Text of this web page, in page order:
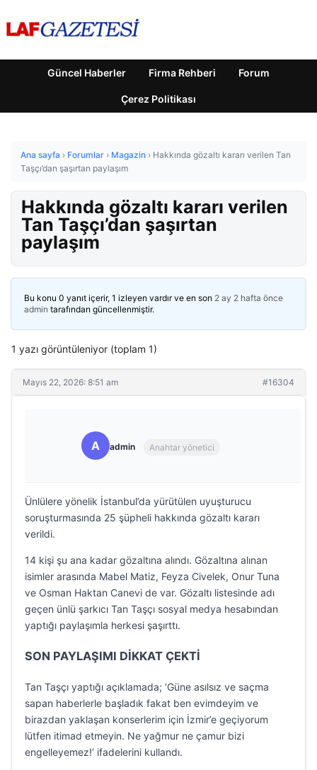
Güncel Haberler Firma Rehberi Forum
Çerez Politikası
Ana sayfa › Forumlar › Magazin › Hakkında gözaltı kararı verilen Tan
Taşçı’dan şaşırtan paylaşım
Hakkında gözaltı kararı verilen
Tan Taşçı’dan şaşırtan
paylaşım
Bu konu 0 yanıt içerir, 1 izleyen vardır ve en son 2 ay 2 hafta önce
admin tarafından güncellenmiştir.
1 yazı görüntüleniyor (toplam 1)
Mayıs 22, 2026: 8:51 am #16304
A admin Anahtar yönetici
Ünlülere yönelik İstanbul’da yürütülen uyuşturucu
soruşturmasında 25 şüpheli hakkında gözaltı kararı
verildi.
14 kişi şu ana kadar gözaltına alındı. Gözaltına alınan
isimler arasında Mabel Matiz, Feyza Civelek, Onur Tuna
ve Osman Haktan Canevi de var. Gözaltı listesinde adı
geçen ünlü şarkıcı Tan Taşçı sosyal medya hesabından
yaptığı paylaşımla herkesi şaşırttı.
SON PAYLAŞIMI DİKKAT ÇEKTİ
Tan Taşçı yaptığı açıklamada; ‘Güne asılsız ve saçma
sapan haberlerle başladık fakat ben evimdeyim ve
birazdan yaklaşan konserlerim için İzmir’e geçiyorum
lütfen itimad etmeyin. Ne yağmur ne çamur bizi
engelleyemez!’ ifadelerini kullandı.